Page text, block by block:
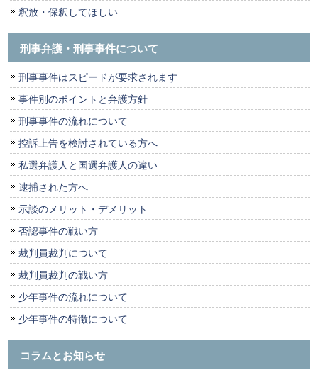
釈放・保釈してほしい
刑事弁護・刑事事件について
刑事事件はスピードが要求されます
事件別のポイントと弁護方針
刑事事件の流れについて
控訴上告を検討されている方へ
私選弁護人と国選弁護人の違い
逮捕された方へ
示談のメリット・デメリット
否認事件の戦い方
裁判員裁判について
裁判員裁判の戦い方
少年事件の流れについて
少年事件の特徴について
コラムとお知らせ